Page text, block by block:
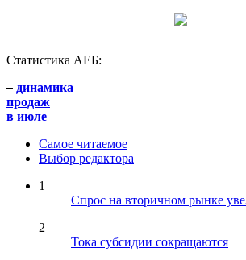
Статистика АЕБ:
– динамика
продаж
в июле
Самое читаемое
Выбор редактора
1
Спрос на вторичном рынке
2
Тока субсидии сокращаются